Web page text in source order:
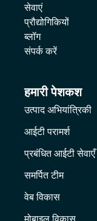
सेवाएं
प्रौद्योगिकियों
ब्लॉग
संपर्क करें
हमारी पेशकश
उत्पाद अभियांत्रिकी
आईटी परामर्श
प्रबंधित आईटी सेवाएँ
समर्पित टीम
वेब विकास